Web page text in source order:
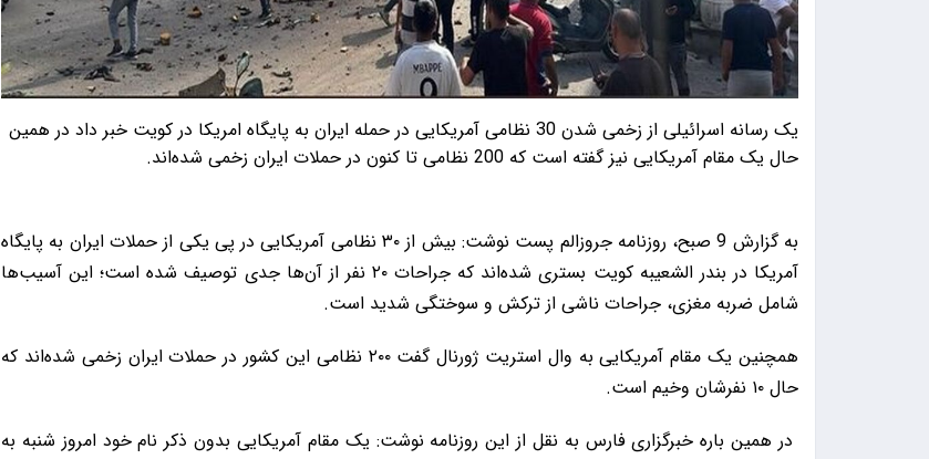
یک رسانه اسرائیلی از زخمی شدن 30 نظامی آمریکایی در حمله ایران به پایگاه امریکا در کویت خبر داد در همین
حال یک مقام آمریکایی نیز گفته است که 200 نظامی تا کنون در حملات ایران زخمی شده‌اند.
به گزارش 9 صبح، روزنامه جروزالم پست نوشت: بیش از ۳۰ نظامی آمریکایی در پی یکی از حملات ایران به پایگاه
آمریکا در بندر الشعیبه کویت بستری شده‌اند که جراحات ۲۰ نفر از آن‌ها جدی توصیف شده است؛ این آسیب‌ها
شامل ضربه مغزی، جراحات ناشی از ترکش و سوختگی شدید است.
همچنین یک مقام آمریکایی به وال استریت ژورنال گفت ۲۰۰ نظامی این کشور در حملات ایران زخمی شده‌اند که
حال ۱۰ نفرشان وخیم است.
در همین باره خبرگزاری فارس به نقل از این روزنامه نوشت: یک مقام آمریکایی بدون ذکر نام خود امروز شنبه به